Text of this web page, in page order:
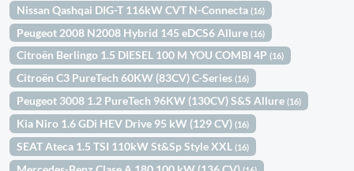
Nissan Qashqai DIG-T 116kW CVT N-Connecta(16)
Peugeot 2008 N2008 Hybrid 145 eDCS6 Allure(16)
Citroën Berlingo 1.5 DIESEL 100 M YOU COMBI 4P(16)
Citroën C3 PureTech 60KW (83CV) C-Series(16)
Peugeot 3008 1.2 PureTech 96KW (130CV) S&S Allure(16)
Kia Niro 1.6 GDi HEV Drive 95 kW (129 CV)(16)
SEAT Ateca 1.5 TSI 110kW St&Sp Style XXL(16)